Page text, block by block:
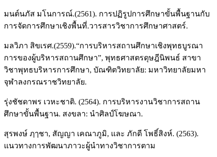
มนต์นภัส มโนการณ์.(2561). การปฏิรูปการศึกษาขั้นพื้นฐานกับ
การจัดการศึกษาเชิงพื้นที่.วารสารวิชาการศึกษาศาสตร์.
มลวิภา สิขเรศ.(2559).“การบริหารสถานศึกษาเชิงพุทธบูรณา
การของผู้บริหารสถานศึกษา”, พุทธศาสตรดุษฎีนิพนธ์ สาขา
วิชาพุทธบริหารการศึกษา, บัณฑิตวิทยาลัย: มหาวิทยาลัยมหา
จุฬาลงกรณราชวิทยาลัย.
รุ่งชัชดาพร เวหะชาติ. (2564). การบริหารงานวิชาการสถาน
ศึกษาขั้นพื้นฐาน. สงขลา: นำศิลป์โฆษณา.
สุรพงษ์ ฦๅชา, สัญญา เคณาภูมิ, และ ภักดี โพธิ์สิงห์. (2563).
แนวทางการพัฒนาภาวะผู้นำทางวิชาการตาม